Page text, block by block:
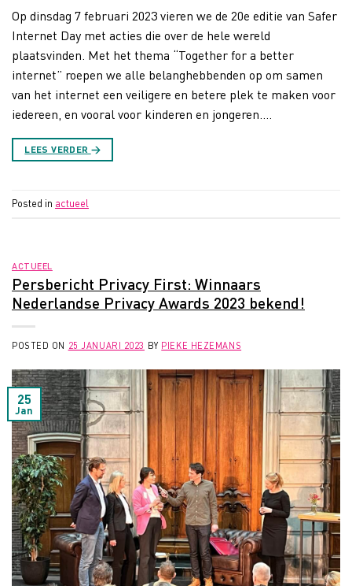
Op dinsdag 7 februari 2023 vieren we de 20e editie van Safer
Internet Day met acties die over de hele wereld
plaatsvinden. Met het thema “Together for a better
internet” roepen we alle belanghebbenden op om samen
van het internet een veiligere en betere plek te maken voor
iedereen, en vooral voor kinderen en jongeren….
LEES VERDER →
Posted in actueel
ACTUEEL
Persbericht Privacy First: Winnaars
Nederlandse Privacy Awards 2023 bekend!
POSTED ON 25 JANUARI 2023 BY PIEKE HEZEMANS
25
Jan